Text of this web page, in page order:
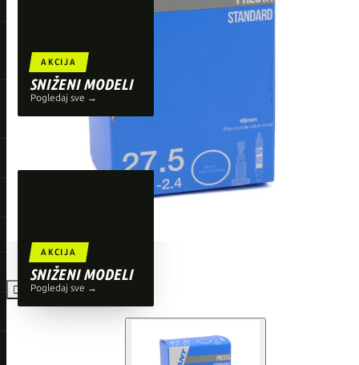
AKCIJA
SNIŽENI MODELI
Pogledaj sve →
Liv
Shimano
Wahoo
AKCIJA
SNIŽENI MODELI
Pogledaj sve →
